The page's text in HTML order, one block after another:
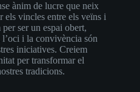
ànim de lucre que neix
vincles entre els veïns i
ser un espai obert,
i la convivència són
iniciatives. Creiem
per transformar el
tradicions.